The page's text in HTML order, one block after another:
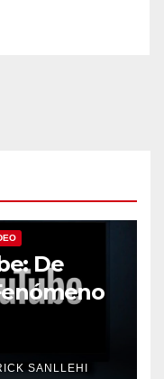
De
SANLLEHI